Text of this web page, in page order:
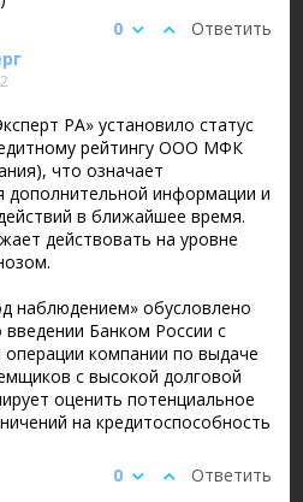
Ответить
0
РА» установило статус
рейтингу ООО МФК
что означает
дополнительной информации и
в ближайшее время.
действовать на уровне
наблюдением» обусловлено
Банком России с
операции компании по выдаче
с высокой долговой
оценить потенциальное
на кредитоспособность
Ответить
0